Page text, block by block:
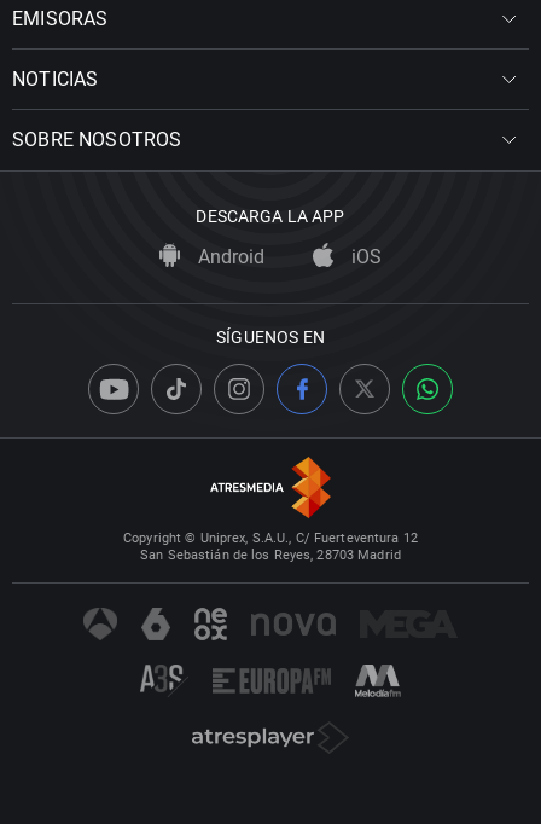
EMISORAS
NOTICIAS
SOBRE NOSOTROS
DESCARGA LA APP
Android iOS
SÍGUENOS EN
Copyright © Uniprex, S.A.U., C/ Fuerteventura 12
San Sebastián de los Reyes, 28703 Madrid